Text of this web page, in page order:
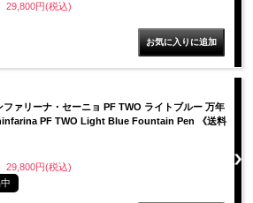
29,800円(税込)
ファリーナ・セーニョ PF TWO ライトブルー 万年
PF TWO Light Blue Fountain Pen 《送料
29,800円(税込)